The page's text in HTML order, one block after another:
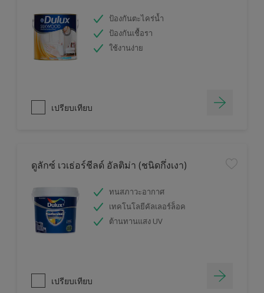
ป้องกันตะไคร่น้ำ
ป้องกันเชื้อรา
ใช้งานง่าย
เปรียบเทียบ
ดูลักซ์ เวเธ่อร์ชีลด์ อัลติม่า (ชนิดกึ่งเงา)
ทนสภาวะอากาศ
เทคโนโลยีคัลเลอร์ล็อค
ต้านทานแสง UV
เปรียบเทียบ